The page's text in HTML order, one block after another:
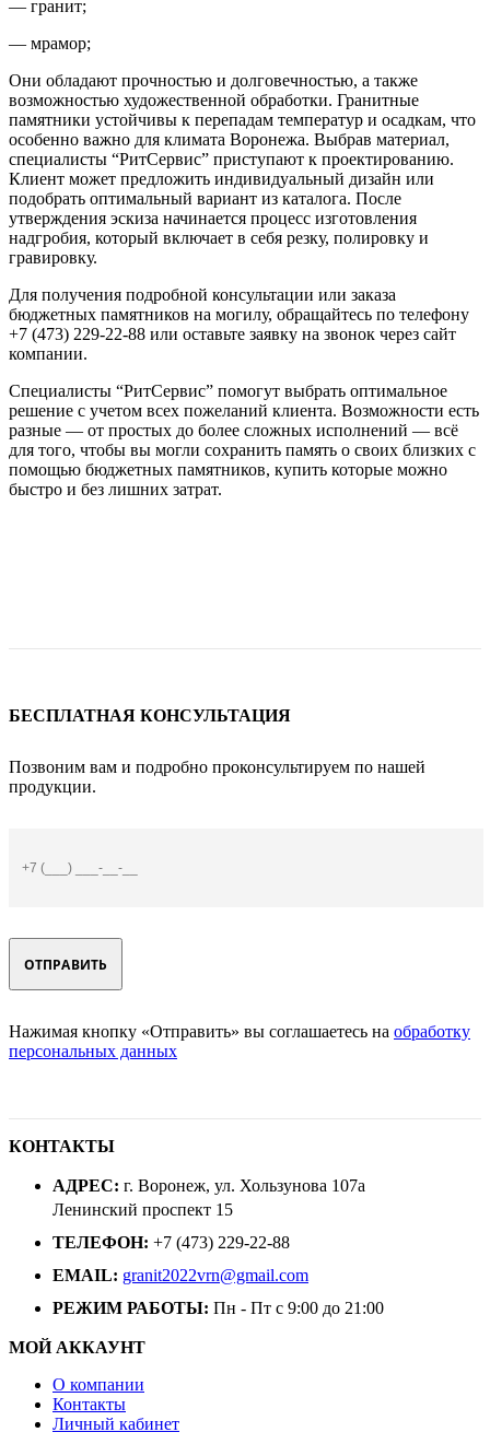
— гранит;
— мрамор;
Они обладают прочностью и долговечностью, а также
возможностью художественной обработки. Гранитные
памятники устойчивы к перепадам температур и осадкам, что
особенно важно для климата Воронежа. Выбрав материал,
специалисты “РитСервис” приступают к проектированию.
Клиент может предложить индивидуальный дизайн или
подобрать оптимальный вариант из каталога. После
утверждения эскиза начинается процесс изготовления
надгробия, который включает в себя резку, полировку и
гравировку.
Для получения подробной консультации или заказа
бюджетных памятников на могилу, обращайтесь по телефону
+7 (473) 229-22-88 или оставьте заявку на звонок через сайт
компании.
Специалисты “РитСервис” помогут выбрать оптимальное
решение с учетом всех пожеланий клиента. Возможности есть
разные — от простых до более сложных исполнений — всё
для того, чтобы вы могли сохранить память о своих близких с
помощью бюджетных памятников, купить которые можно
быстро и без лишних затрат.
БЕСПЛАТНАЯ КОНСУЛЬТАЦИЯ
Позвоним вам и подробно проконсультируем по нашей
продукции.
Нажимая кнопку «Отправить» вы соглашаетесь на обработку
персональных данных
КОНТАКТЫ
АДРЕС: г. Воронеж, ул. Хользунова 107а
Ленинский проспект 15
ТЕЛЕФОН: +7 (473) 229-22-88
EMAIL: granit2022vrn@gmail.com
РЕЖИМ РАБОТЫ: Пн - Пт с 9:00 до 21:00
МОЙ АККАУНТ
О компании
Контакты
Личный кабинет